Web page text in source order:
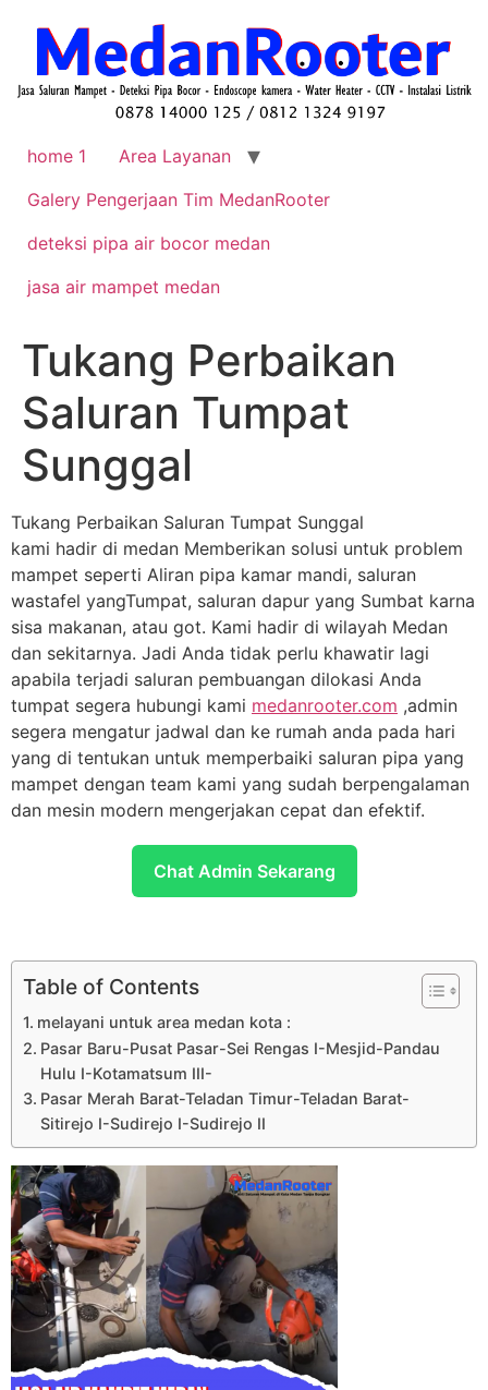
home 1
Area Layanan
Galery Pengerjaan Tim MedanRooter
deteksi pipa air bocor medan
jasa air mampet medan
Tukang Perbaikan
Saluran Tumpat
Sunggal
Tukang Perbaikan Saluran Tumpat Sunggal
kami hadir di medan Memberikan solusi untuk problem
mampet seperti Aliran pipa kamar mandi, saluran
wastafel yangTumpat, saluran dapur yang Sumbat karna
sisa makanan, atau got. Kami hadir di wilayah Medan
dan sekitarnya. Jadi Anda tidak perlu khawatir lagi
apabila terjadi saluran pembuangan dilokasi Anda
tumpat segera hubungi kami medanrooter.com ,admin
segera mengatur jadwal dan ke rumah anda pada hari
yang di tentukan untuk memperbaiki saluran pipa yang
mampet dengan team kami yang sudah berpengalaman
dan mesin modern mengerjakan cepat dan efektif.
Chat Admin Sekarang
Table of Contents
melayani untuk area medan kota :
Pasar Baru-Pusat Pasar-Sei Rengas I-Mesjid-Pandau
Hulu I-Kotamatsum III-
Pasar Merah Barat-Teladan Timur-Teladan Barat-
Sitirejo I-Sudirejo I-Sudirejo II